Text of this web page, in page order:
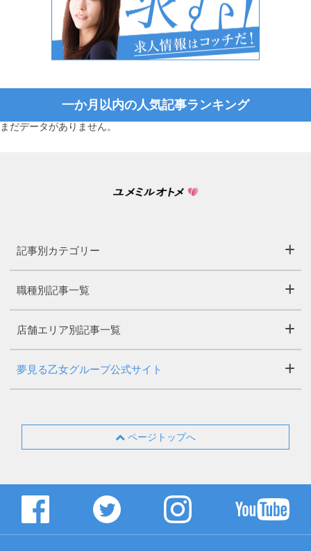
一か月以内の人気記事ランキング
まだデータがありません。
記事別カテゴリー
職種別記事一覧
店舗エリア別記事一覧
夢見る乙女グループ公式サイト
ページトップへ